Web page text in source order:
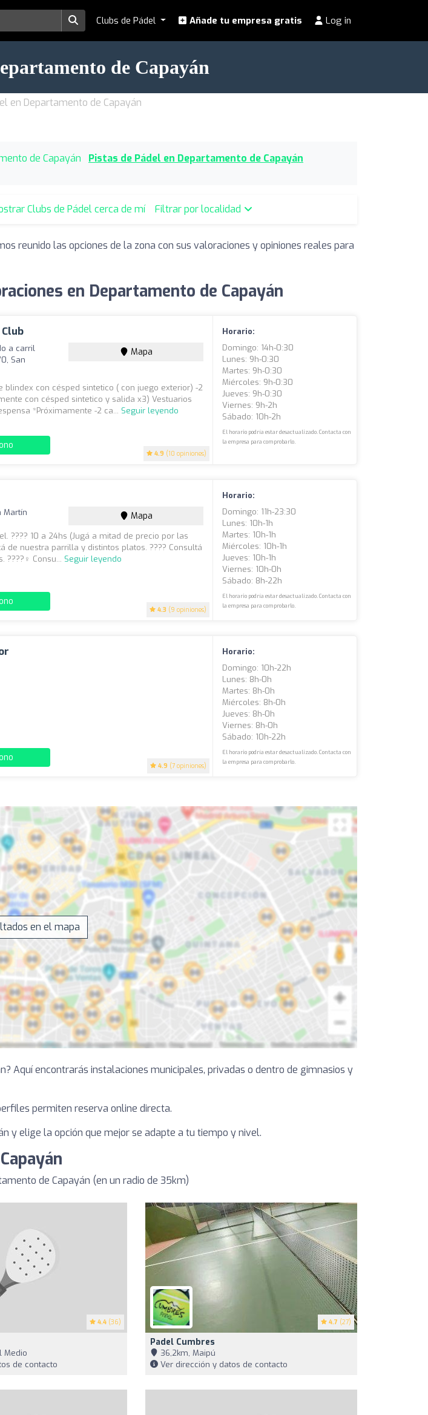
Clubs de Pádel Añade tu empresa gratis Log in
de Capayán
en Departamento de Capayán
de Capayán Pistas de Pádel en Departamento de Capayán
Clubs de Pádel cerca de mí Filtrar por localidad
reunido las opciones de la zona con sus valoraciones y opiniones reales para
en Departamento de Capayán
4.9 (10 opiniones)
a carril
San
Mapa
blindex con césped sintetico ( con juego exterior) -2
con césped sintetico y salida x3) Vestuarios
*Próximamente -2 ca... Seguir leyendo
Horario:
Domingo: 14h-0:30
Lunes: 9h-0:30
Martes: 9h-0:30
Miércoles: 9h-0:30
Jueves: 9h-0:30
Viernes: 9h-2h
Sábado: 10h-2h
El horario podría estar desactualizado. Contacta con
la empresa para comprobarlo.
4.3 (9 opiniones)
Martín Mapa
???? 10 a 24hs (Jugá a mitad de precio por las
de nuestra parrilla y distintos platos. ???? Consultá
????️‍♀️ Consu... Seguir leyendo
Horario:
Domingo: 11h-23:30
Lunes: 10h-1h
Martes: 10h-1h
Miércoles: 10h-1h
Jueves: 10h-1h
Viernes: 10h-0h
Sábado: 8h-22h
El horario podría estar desactualizado. Contacta con
la empresa para comprobarlo.
4.9 (7 opiniones)
Horario:
Domingo: 10h-22h
Lunes: 8h-0h
Martes: 8h-0h
Miércoles: 8h-0h
Jueves: 8h-0h
Viernes: 8h-0h
Sábado: 10h-22h
El horario podría estar desactualizado. Contacta con
la empresa para comprobarlo.
en el mapa
Aquí encontrarás instalaciones municipales, privadas o dentro de gimnasios y
permiten reserva online directa.
y elige la opción que mejor se adapte a tu tiempo y nivel.
de Capayán (en un radio de 35km)
4.4 (36)
Medio
de contacto
4.7 (27)
Padel Cumbres
36,2km, Maipú
Ver dirección y datos de contacto